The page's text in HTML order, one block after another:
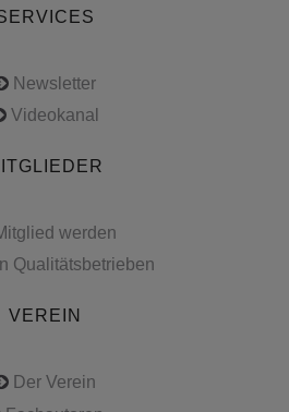
Newsletter
Videokanal
werden
Qualitätsbetrieben
VEREIN
Der Verein